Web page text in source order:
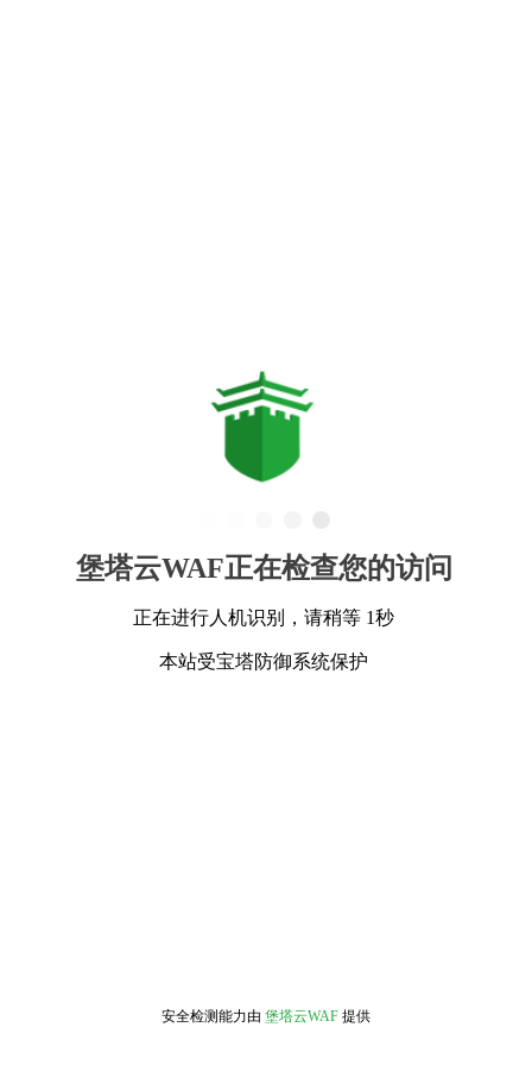
堡塔云WAF正在检查您的访问
正在进行人机识别，请稍等 1秒
本站受宝塔防御系统保护
安全检测能力由 堡塔云WAF 提供